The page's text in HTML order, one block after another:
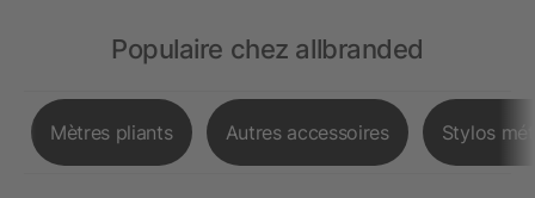
Populaire chez allbranded
Mètres pliants Autres accessoires Stylos